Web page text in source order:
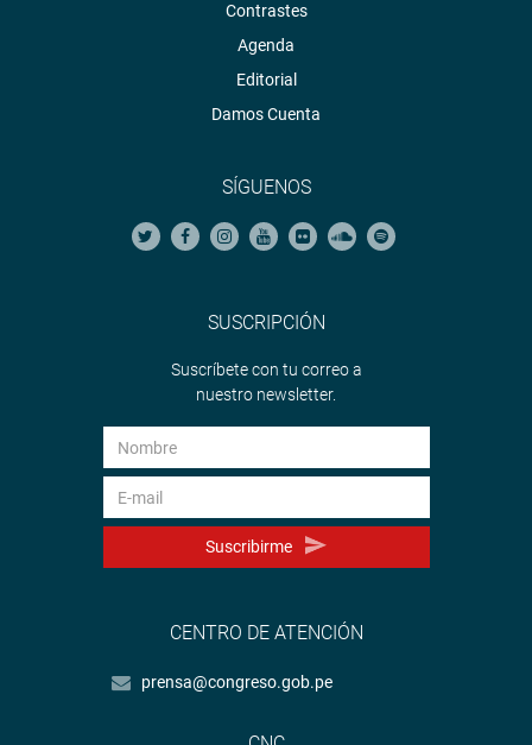
Contrastes
Agenda
Editorial
Damos Cuenta
SÍGUENOS
SUSCRIPCIÓN
Suscríbete con tu correo a
nuestro newsletter.
Suscribirme
CENTRO DE ATENCIÓN
prensa@congreso.gob.pe